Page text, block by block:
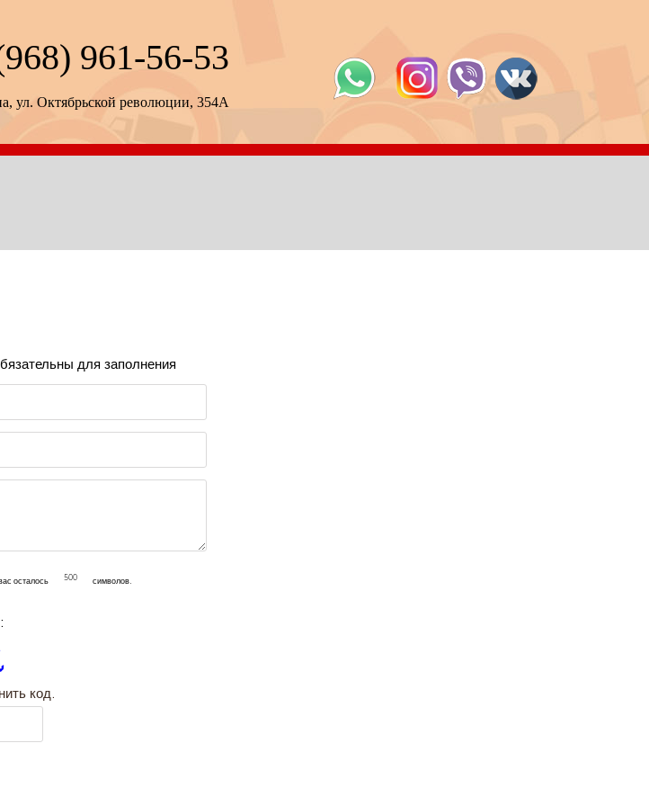
961-56-53
ул. Октябрьской революции, 354А
для заполнения
осталось символов.
код.